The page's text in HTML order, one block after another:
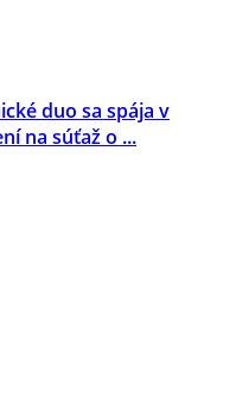
duo sa spája v
na súťaž o ...